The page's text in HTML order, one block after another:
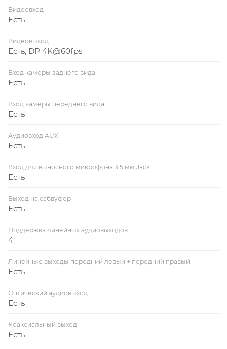
Видеовход
Есть
Видеовыход
Есть, DP 4K@60fps
Вход камеры заднего вида
Есть
Вход камеры переднего вида
Есть
Аудиовход AUX
Есть
Вход для выносного микрофона 3.5 мм Jack
Есть
Выход на сабвуфер
Есть
Поддержка линейных аудиовыходов
4
Линейные выходы передний левый + передний правый
Есть
Оптический аудиовыход
Есть
Коаксиальный выход
Есть